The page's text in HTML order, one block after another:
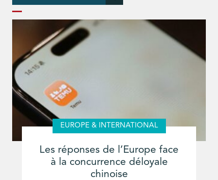
EUROPE & INTERNATIONAL
Les réponses de l’Europe face
à la concurrence déloyale
chinoise